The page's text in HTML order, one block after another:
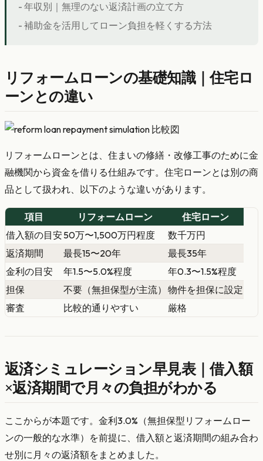
- 年収別｜無理のない返済計画の立て方
- 補助金を活用してローン負担を軽くする方法
リフォームローンの基礎知識｜住宅ロ
ーンとの違い
リフォームローンとは、住まいの修繕・改修工事のために金
融機関から資金を借りる仕組みです。住宅ローンとは別の商
品として扱われ、以下のような違いがあります。
項目 リフォームローン
住宅ローン
借入額の目安50万〜1,500万円程度
数千万円
返済期間
最長15〜20年
最長35年
金利の目安
年1.5〜5.0%程度
年0.3〜1.5%程度
担保
不要（無担保型が主流） 物件を担保に設定
審査
比較的通りやすい 厳格
返済シミュレーション早見表｜借入額
×返済期間で月々の負担がわかる
ここからが本題です。金利3.0%（無担保型リフォームロー
ンの一般的な水準）を前提に、借入額と返済期間の組み合わ
せ別に月々の返済額をまとめました。